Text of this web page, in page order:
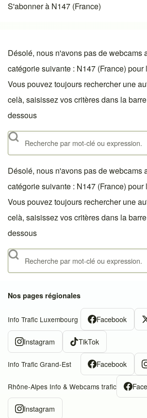
S'abonner à N147 (France)
Désolé, nous n'avons pas de webcams
catégorie suivante : N147 (France) pour
Vous pouvez toujours rechercher une
celà, saisissez vos critères dans la
dessous
Rechercher
Désolé, nous n'avons pas de webcams
catégorie suivante : N147 (France) pour
Vous pouvez toujours rechercher une
celà, saisissez vos critères dans la
dessous
Rechercher
Nos pages régionales
Info Trafic Luxembourg Facebook
Instagram TikTok
Info Trafic Grand-Est Facebook
Rhône-Alpes Info & Webcams trafic
Instagram